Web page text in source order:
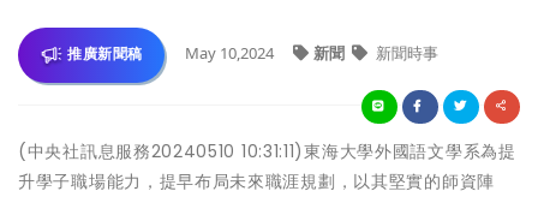
推廣新聞稿 May 10,2024 新聞 新聞時事
(中央社訊息服務20240510 10:31:11)東海大學外國語文學系為提
升學子職場能力，提早布局未來職涯規劃，以其堅實的師資陣